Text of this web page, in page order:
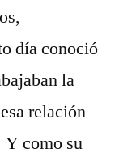
día conoció
la
relación
Y como su